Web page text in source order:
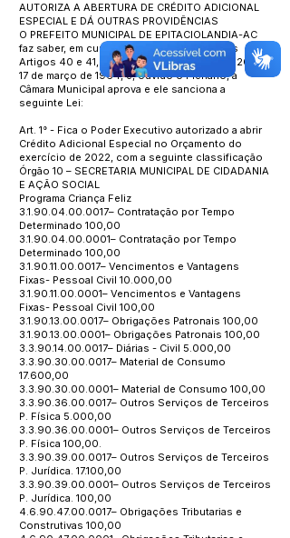
AUTORIZA A ABERTURA DE CRÉDITO ADICIONAL
ESPECIAL E DÁ OUTRAS PROVIDÊNCIAS
O PREFEITO MUNICIPAL DE EPITACIOLANDIA-AC
faz saber, em cumprimento ao disposto nos
Artigos 40 e 41, Inciso II, 42 e 43 da Lei 4.320 de
17 de março de 1964, e, ouvido o Plenário, a
Câmara Municipal aprova e ele sanciona a
seguinte Lei:
Art. 1° - Fica o Poder Executivo autorizado a abrir
Crédito Adicional Especial no Orçamento do
exercício de 2022, com a seguinte classificação
Órgão 10 – SECRETARIA MUNICIPAL DE CIDADANIA
E AÇÃO SOCIAL
Programa Criança Feliz
3.1.90.04.00.0017– Contratação por Tempo
Determinado 100,00
3.1.90.04.00.0001– Contratação por Tempo
Determinado 100,00
3.1.90.11.00.0017– Vencimentos e Vantagens
Fixas- Pessoal Civil 10.000,00
3.1.90.11.00.0001– Vencimentos e Vantagens
Fixas- Pessoal Civil 100,00
3.1.90.13.00.0017– Obrigações Patronais 100,00
3.1.90.13.00.0001– Obrigações Patronais 100,00
3.3.90.14.00.0017– Diárias - Civil 5.000,00
3.3.90.30.00.0017– Material de Consumo
17.600,00
3.3.90.30.00.0001– Material de Consumo 100,00
3.3.90.36.00.0017– Outros Serviços de Terceiros
P. Física 5.000,00
3.3.90.36.00.0001– Outros Serviços de Terceiros
P. Física 100,00.
3.3.90.39.00.0017– Outros Serviços de Terceiros
P. Jurídica. 17.100,00
3.3.90.39.00.0001– Outros Serviços de Terceiros
P. Jurídica. 100,00
4.6.90.47.00.0017– Obrigações Tributarias e
Construtivas 100,00